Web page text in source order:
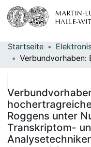
Bereiche &
Statistiken
Startseite
Roggens unter
Transkriptom-